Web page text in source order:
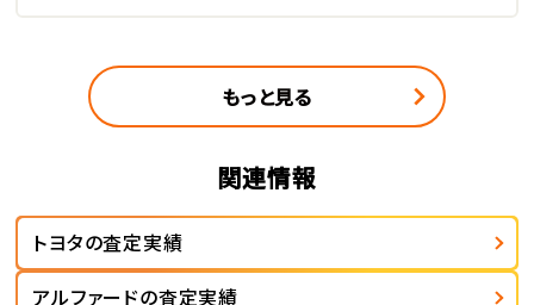
もっと見る
関連情報
トヨタの査定実績
アルファードの査定実績